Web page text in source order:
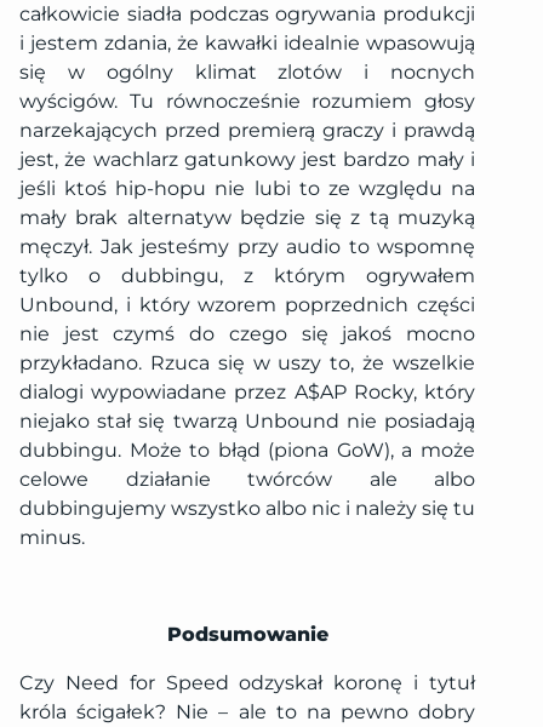
całkowicie siadła podczas ogrywania produkcji
i jestem zdania, że kawałki idealnie wpasowują
się w ogólny klimat zlotów i nocnych
wyścigów. Tu równocześnie rozumiem głosy
narzekających przed premierą graczy i prawdą
jest, że wachlarz gatunkowy jest bardzo mały i
jeśli ktoś hip-hopu nie lubi to ze względu na
mały brak alternatyw będzie się z tą muzyką
męczył. Jak jesteśmy przy audio to wspomnę
tylko o dubbingu, z którym ogrywałem
Unbound, i który wzorem poprzednich części
nie jest czymś do czego się jakoś mocno
przykładano. Rzuca się w uszy to, że wszelkie
dialogi wypowiadane przez A$AP Rocky, który
niejako stał się twarzą Unbound nie posiadają
dubbingu. Może to błąd (piona GoW), a może
celowe działanie twórców ale albo
dubbingujemy wszystko albo nic i należy się tu
minus.
Podsumowanie
Czy Need for Speed odzyskał koronę i tytuł
króla ścigałek? Nie – ale to na pewno dobry